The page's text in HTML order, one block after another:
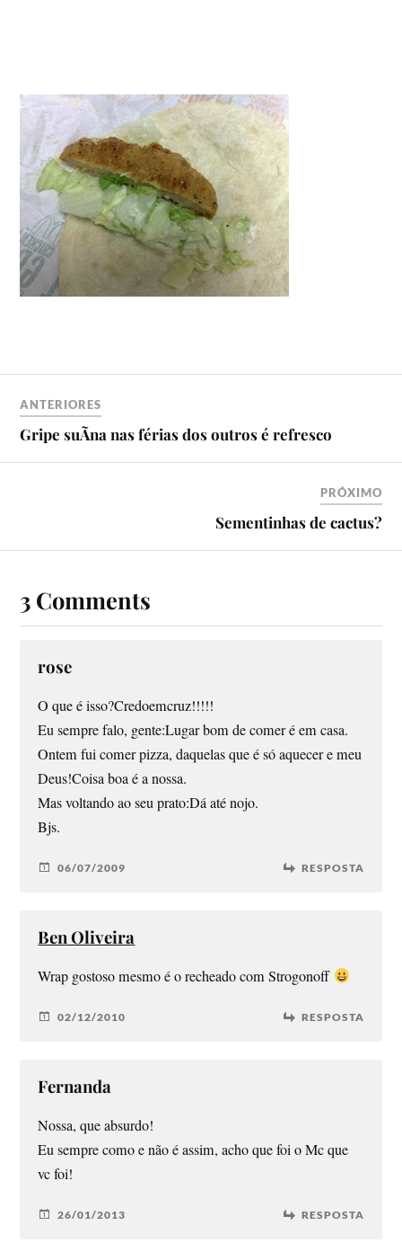
ANTERIORES
Gripe suÃ­na nas férias dos outros é refresco
PRÓXIMO
Sementinhas de cactus?
3 Comments
rose
O que é isso?Credoemcruz!!!!!
Eu sempre falo, gente:Lugar bom de comer é em casa.
Ontem fui comer pizza, daquelas que é só aquecer e meu
Deus!Coisa boa é a nossa.
Mas voltando ao seu prato:Dá até nojo.
Bjs.
06/07/2009 RESPOSTA
Ben Oliveira
Wrap gostoso mesmo é o recheado com Strogonoff
02/12/2010 RESPOSTA
Fernanda
Nossa, que absurdo!
Eu sempre como e não é assim, acho que foi o Mc que
vc foi!
26/01/2013 RESPOSTA